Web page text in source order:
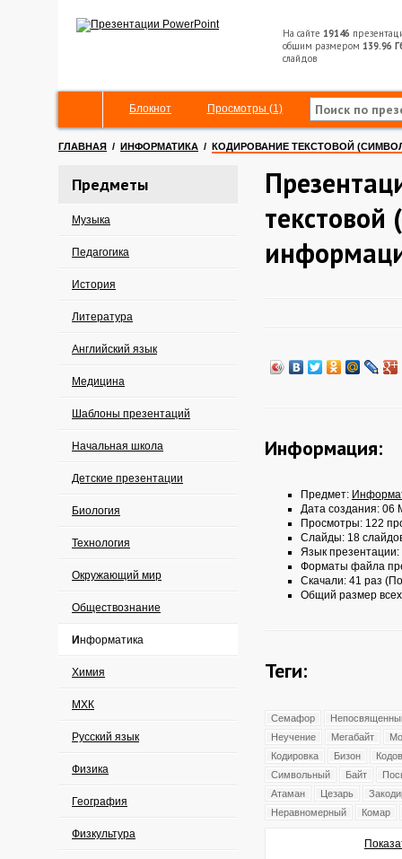
На сайте 19146
общим размером 139.96
слайдов
Блокнот Просмотры (1)
ГЛАВНАЯ / ИНФОРМАТИКА / КОДИРОВАНИЕ ТЕКСТОВОЙ
Предметы
Музыка
Педагогика
История
Литература
Английский язык
Медицина
Шаблоны презентаций
Начальная школа
Детские презентации
Биология
Технология
Окружающий мир
Обществознание
Информатика
Химия
МХК
Русский язык
Физика
География
Физкультура
текстовой
Информация:
Предмет:
Дата создания: 06
Просмотры: 122
Слайды: 18
Язык презентации:
Форматы файла
Скачали: 41 раз
Общий размер
Теги:
Семафор
Неучение
Мегабайт
Кодировка
Бизон
Символьный
Байт
Атаман
Цезарь
Неравномерный
Комар